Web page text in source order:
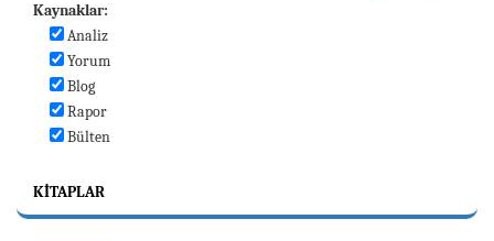
Kaynaklar:
Analiz
Yorum
Blog
Rapor
Bülten
KITAPLAR